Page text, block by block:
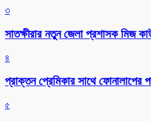
৩
সাতক্ষীরার নতুন জেলা প্রশাসক মিজ
৪
প্রাক্তন প্রেমিকার সাথে ফোনালাপের
৫